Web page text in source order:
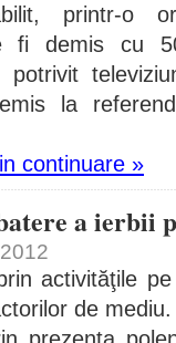
printr-o
fi demis cu
la
continuare »
a ierbii
activităţile
de